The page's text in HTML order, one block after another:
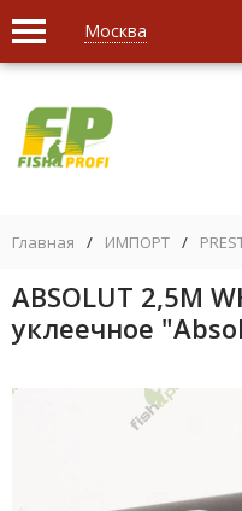
Москва
Главная / ИМПОРТ /
ABSOLUT 2,5M
уклеечное